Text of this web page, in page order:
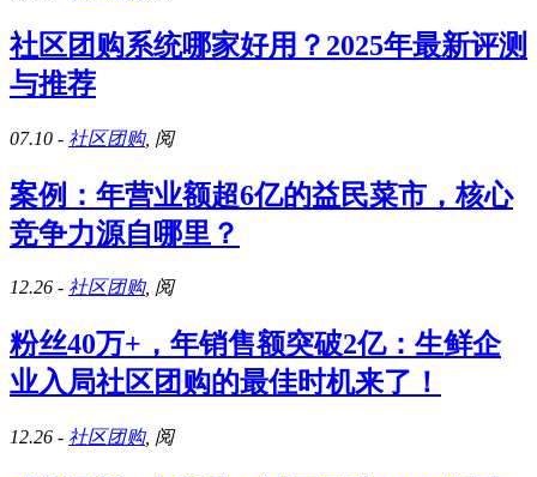
社区团购系统哪家好用？2025年最新评测
与推荐
07.10 - 社区团购, 阅
案例：年营业额超6亿的益民菜市，核心
竞争力源自哪里？
12.26 - 社区团购, 阅
粉丝40万+，年销售额突破2亿：生鲜企
业入局社区团购的最佳时机来了！
12.26 - 社区团购, 阅